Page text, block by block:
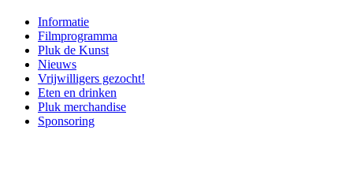
Informatie
Filmprogramma
Pluk de Kunst
Nieuws
Vrijwilligers gezocht!
Eten en drinken
Pluk merchandise
Sponsoring